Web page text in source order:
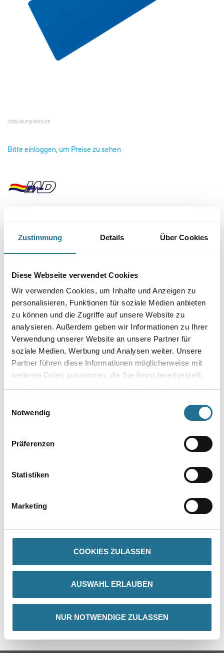
Zustimmung Details Über Cookies
Diese Webseite verwendet Cookies
Wir verwenden Cookies, um Inhalte und Anzeigen zu
personalisieren, Funktionen für soziale Medien anbieten
zu können und die Zugriffe auf unsere Website zu
analysieren. Außerdem geben wir Informationen zu Ihrer
Verwendung unserer Website an unsere Partner für
soziale Medien, Werbung und Analysen weiter. Unsere
Partner führen diese Informationen möglicherweise mit
weiteren Daten zusammen, die Sie ihnen bereitgestellt
Notwendig
Präferenzen
Statistiken
Marketing
COOKIES ZULASSEN
AUSWAHL ERLAUBEN
NUR NOTWENDIGE ZULASSEN
Abbildung ähnlich
Bitte einloggen, um Preise zu sehen
Art-Nr.:4086-005036
Breite in millimeter
Umrechnungsfaktoren
PRODUKTEIGENSCHAFTEN
- Aus bruchsicherem Kunststoff
ZUSATZINFOS
GEFAHRENHINWEISE
SPEZIFIKATIONEN